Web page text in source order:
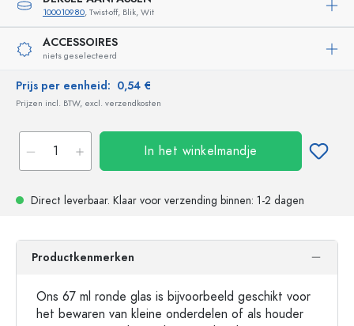
100010980, Twist-off, Blik, Wit
ACCESSOIRES
niets geselecteerd
Prijs per eenheid: 0,54 €
Prijzen incl. BTW, excl. verzendkosten
In het winkelmandje
Direct leverbaar. Klaar voor verzending binnen: 1-2 dagen
Productkenmerken
Ons 67 ml ronde glas is bijvoorbeeld geschikt voor
het bewaren van kleine onderdelen of als houder